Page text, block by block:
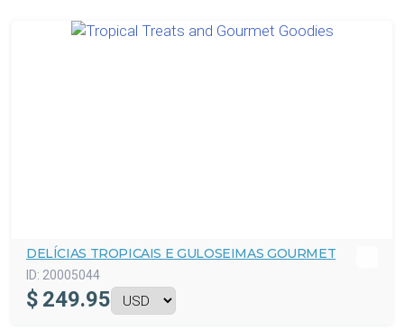
DELÍCIAS TROPICAIS E GULOSEIMAS GOURMET
ID: 20005044
$ 249.95